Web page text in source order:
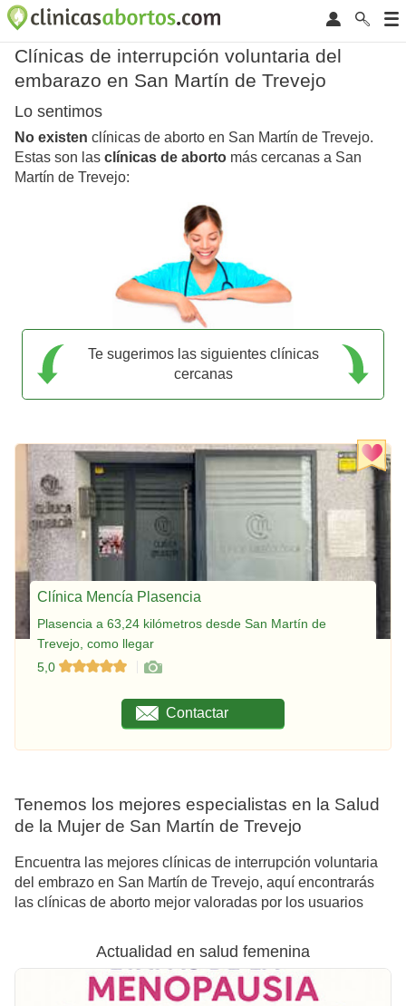
Clínicas de interrupción voluntaria del
embarazo en San Martín de Trevejo
Lo sentimos
No existen clínicas de aborto en San Martín de Trevejo.
Estas son las clínicas de aborto más cercanas a San
Martín de Trevejo:
Te sugerimos las siguientes clínicas
cercanas
Clínica Mencía Plasencia
Plasencia a 63,24 kilómetros desde San Martín de
Trevejo, como llegar
5,0
Contactar
Tenemos los mejores especialistas en la Salud
de la Mujer de San Martín de Trevejo
Encuentra las mejores clínicas de interrupción voluntaria
del embrazo en San Martín de Trevejo, aquí encontrarás
las clínicas de aborto mejor valoradas por los usuarios
Actualidad en salud femenina